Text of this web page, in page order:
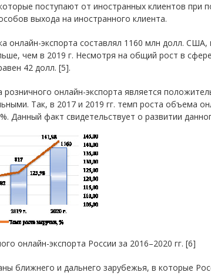
поступают от иностранных клиентов при
выхода на иностранного клиента.
онлайн-экспорта составлял 1160 млн долл.
чем в 2019 г. Несмотря на общий рост в
42 долл. [5].
онлайн-экспорта является
Так, в 2017 и 2019 гг. темп роста объема
Данный факт свидетельствует о развитии
онлайн-экспорта России за 2016–2020 гг. [6]
ближнего и дальнего зарубежья, в которые